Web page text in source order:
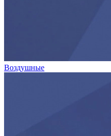
Воздушные